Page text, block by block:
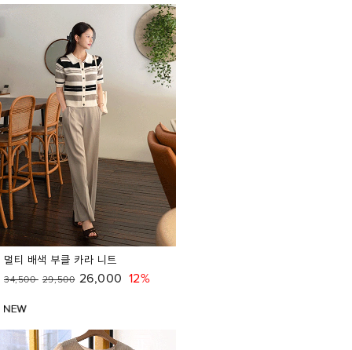
멀티 배색 부클 카라 니트
34,500 29,500 26,000 12%